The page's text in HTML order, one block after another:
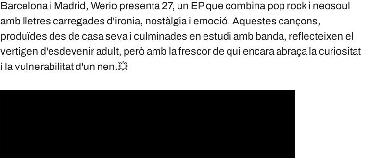
Barcelona i Madrid, Werio presenta 27, un EP que combina pop rock i neosoul
amb lletres carregades d'ironia, nostàlgia i emoció. Aquestes cançons,
produïdes des de casa seva i culminades en estudi amb banda, reflecteixen el
vertigen d'esdevenir adult, però amb la frescor de qui encara abraça la curiositat
i la vulnerabilitat d'un nen.💥